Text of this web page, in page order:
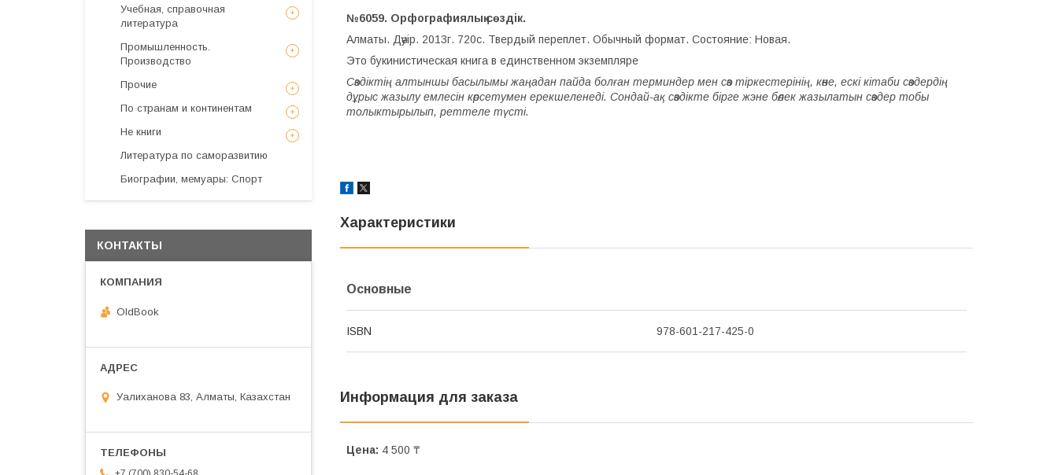
№6059. Орфографиялық сөздік.
Алматы. Дәуір. 2013г. 720с. Твердый переплет. Обычный формат. Состояние: Новая.
Это букинистическая книга в единственном экземпляре
Сөздіктің алтыншы басылымы жаңадан пайда болған терминдер мен сөз тіркестерінің, көне, ескі кітаби сөздердің
дұрыс жазылу емлесін көрсетумен ерекшеленеді. Сондай-ақ сөздікте бірге жэне бөлек жазылатын сөздер тобы
толыктырылып, реттеле түсті.
Характеристики
Основные
ISBN 978-601-217-425-0
Информация для заказа
Цена: 4 500 ₸
Учебная, справочная
литература
Промышленность.
Производство
Прочие
По странам и континентам
Не книги
Литература по саморазвитию
Биографии, мемуары: Спорт
КОНТАКТЫ
OldBook
Уалиханова 83, Алматы, Казахстан